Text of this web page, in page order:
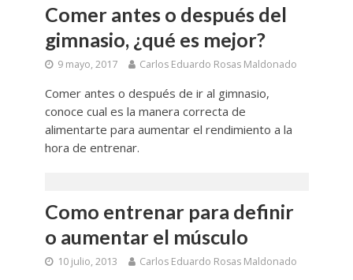
Comer antes o después del
gimnasio, ¿qué es mejor?
9 mayo, 2017 Carlos Eduardo Rosas Maldonado
Comer antes o después de ir al gimnasio,
conoce cual es la manera correcta de
alimentarte para aumentar el rendimiento a la
hora de entrenar.
Como entrenar para definir
o aumentar el músculo
10 julio, 2013 Carlos Eduardo Rosas Maldonado